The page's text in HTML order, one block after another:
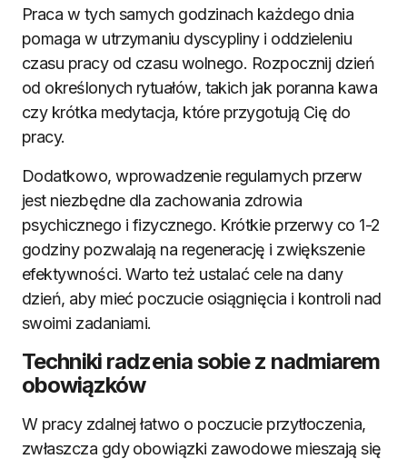
Praca w tych samych godzinach każdego dnia
pomaga w utrzymaniu dyscypliny i oddzieleniu
czasu pracy od czasu wolnego. Rozpocznij dzień
od określonych rytuałów, takich jak poranna kawa
czy krótka medytacja, które przygotują Cię do
pracy.
Dodatkowo, wprowadzenie regularnych przerw
jest niezbędne dla zachowania zdrowia
psychicznego i fizycznego. Krótkie przerwy co 1-2
godziny pozwalają na regenerację i zwiększenie
efektywności. Warto też ustalać cele na dany
dzień, aby mieć poczucie osiągnięcia i kontroli nad
swoimi zadaniami.
Techniki radzenia sobie z nadmiarem
obowiązków
W pracy zdalnej łatwo o poczucie przytłoczenia,
zwłaszcza gdy obowiązki zawodowe mieszają się